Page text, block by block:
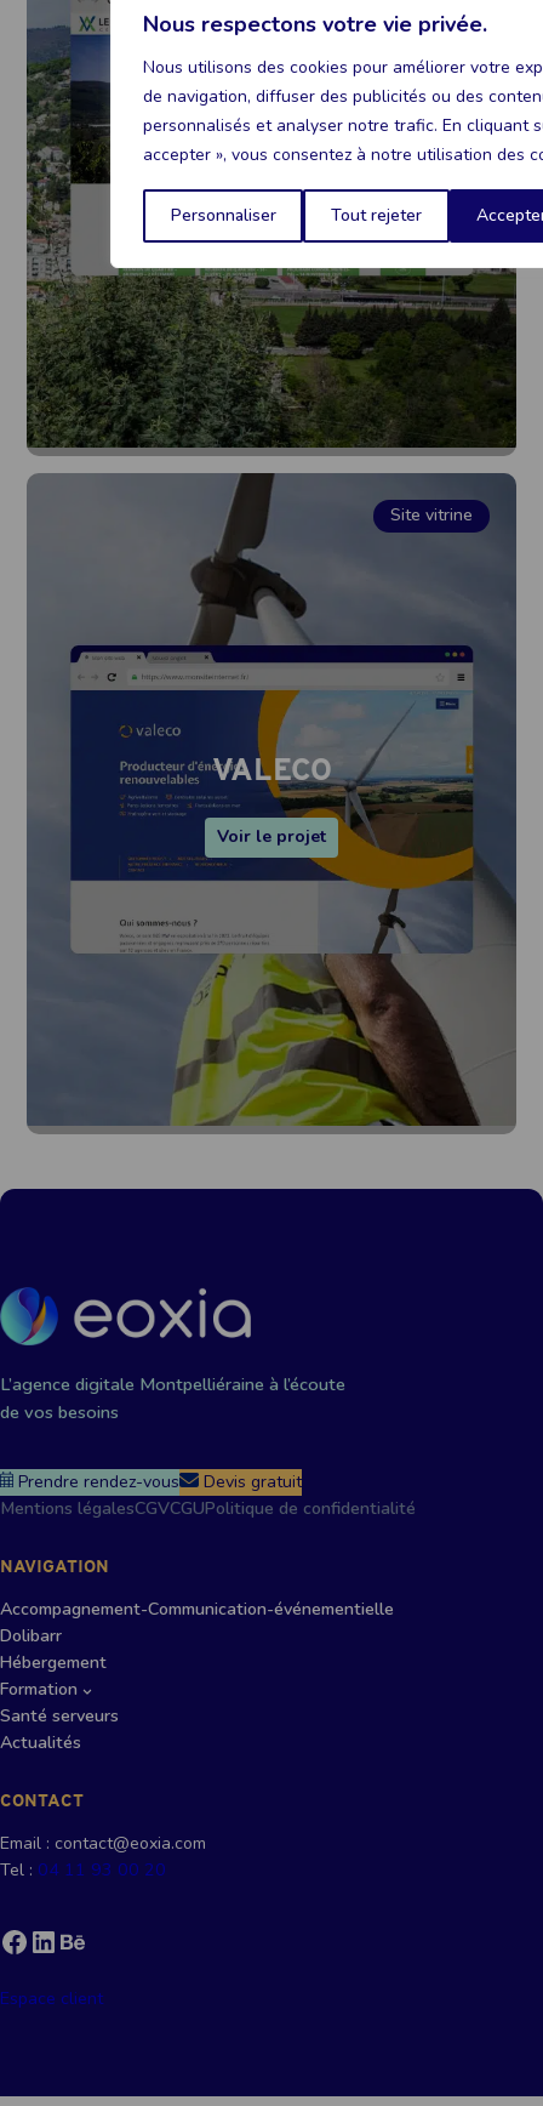
Nous respectons votre vie privée.
Nous utilisons des cookies pour améliorer votre
de navigation, diffuser des publicités ou des
personnalisés et analyser notre trafic. En cliquant
accepter », vous consentez à notre utilisation des
Personnaliser Tout rejeter
LE VIGAN
Voir le projet
Site vitrine
VALECO
Voir le projet
L’agence digitale Montpelliéraine à l’écoute
de vos besoins
Prendre rendez-vous
Devis gratuit
Mentions légalesCGVCGUPolitique de confidentialité
NAVIGATION
Accompagnement-Communication-événementielle
Dolibarr
Hébergement
Formation
Santé serveurs
Actualités
CONTACT
Email : contact@eoxia.com
Tel : 04 11 93 00 20
Facebook LinkedIn Behance
Espace client